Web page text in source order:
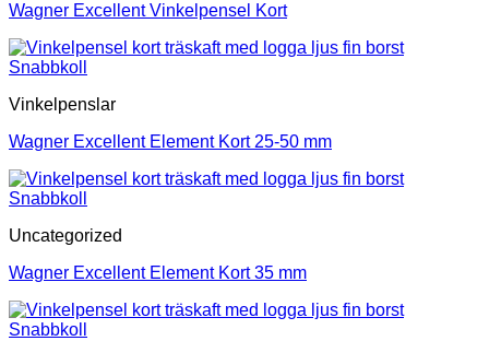
Wagner Excellent Vinkelpensel Kort
Snabbkoll
Vinkelpenslar
Wagner Excellent Element Kort 25-50 mm
Snabbkoll
Uncategorized
Wagner Excellent Element Kort 35 mm
Snabbkoll